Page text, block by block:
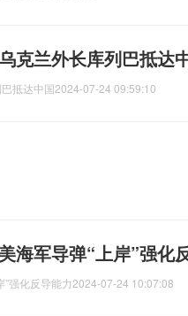
克兰外长库列巴抵达
抵达中国2024-07-24 09:59:10
海军导弹“上岸”强化
强化反导能力2024-07-24 10:07:08